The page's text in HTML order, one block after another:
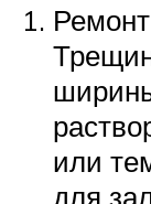
или
для